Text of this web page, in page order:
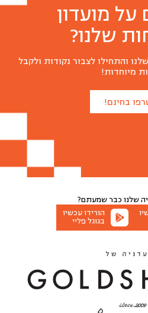
מועדון
שלנו?
והתחילו לצבור נקודות ולקבל
מיוחדות!
בחינם!
שלנו כבר שמעתם?
הורידו עכשיו
בגוגל פליי